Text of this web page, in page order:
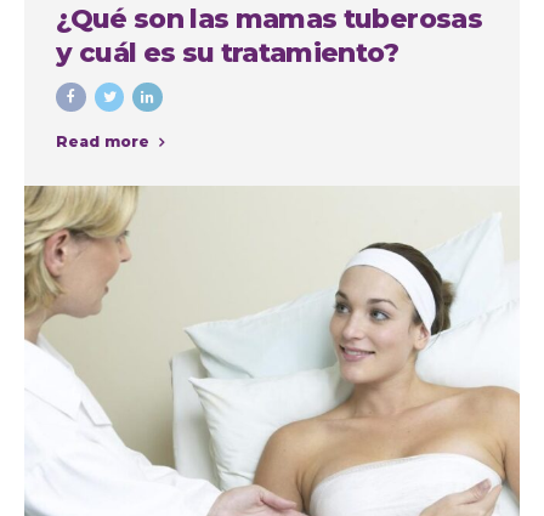
¿Qué son las mamas tuberosas
y cuál es su tratamiento?
Read more